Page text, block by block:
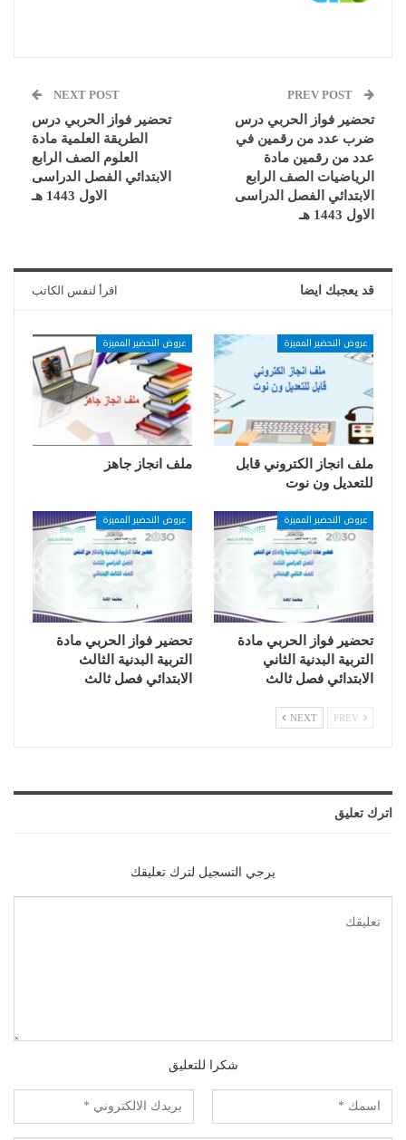
تحضير فواز الحربي درس
ضرب عدد من رقمين في
عدد من رقمين مادة
الرياضيات الصف الرابع
الابتدائي الفصل الدراسى
الاول 1443 هـ
NEXT POST
تحضير فواز الحربي درس
الطريقة العلمية مادة
العلوم الصف الرابع
الابتدائي الفصل الدراسى
الاول 1443 هـ
قد يعجبك ايضا اقرأ لنفس الكاتب
عروض التحضير المميزة
ملف انجاز الكتروني قابل
للتعديل ون نوت
عروض التحضير المميزة
ملف انجاز جاهز
عروض التحضير المميزة
تحضير فواز الحربي مادة
التربية البدنية الثاني
الابتدائي فصل ثالث
عروض التحضير المميزة
تحضير فواز الحربي مادة
التربية البدنية الثالث
الابتدائي فصل ثالث
NEXT
اترك تعليق
يرجي التسجيل لترك تعليقك
شكرا للتعليق